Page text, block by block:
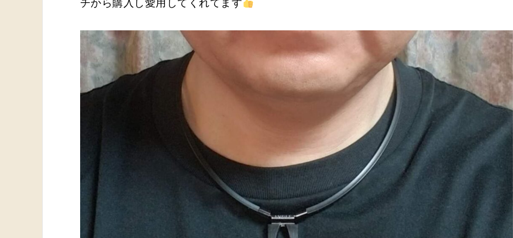
チから購入し愛用してくれてます